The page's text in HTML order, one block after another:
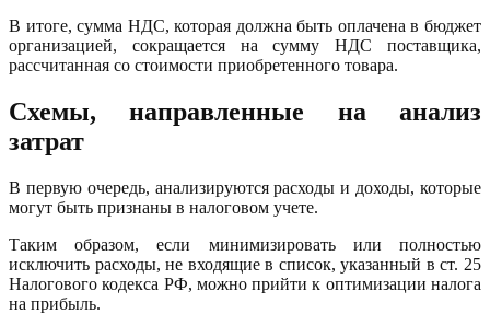
В итоге, сумма НДС, которая должна быть оплачена в бюджет
организацией, сокращается на сумму НДС поставщика,
рассчитанная со стоимости приобретенного товара.
Схемы, направленные на анализ
затрат
В первую очередь, анализируются расходы и доходы, которые
могут быть признаны в налоговом учете.
Таким образом, если минимизировать или полностью
исключить расходы, не входящие в список, указанный в ст. 25
Налогового кодекса РФ, можно прийти к оптимизации налога
на прибыль.